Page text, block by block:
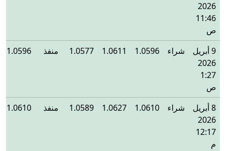
2026
11:46
ص
9 أبريل
2026
1:27
ص
شراء 1.0596
1.0611
1.0577 منفذ 1.0596
8 أبريل
2026
12:17
م
شراء 1.0610
1.0627
1.0589 منفذ 1.0610